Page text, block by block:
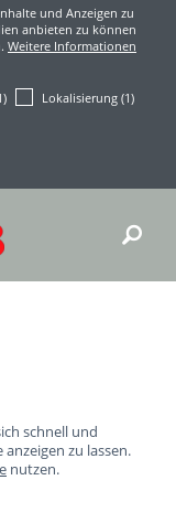
und Anzeigen zu
anbieten zu können
Weitere Informationen
Lokalisierung (1)
ř
schnell und
zu lassen.
nutzen.